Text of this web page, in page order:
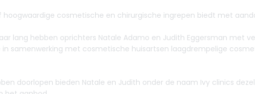
hoogwaardige cosmetische en chirurgische ingrepen biedt met
lang hebben oprichters Natale Adamo en Judith Eggersman met
samenwerking met cosmetische huisartsen laagdrempelige
doorlopen bieden Natale en Judith onder de naam Ivy clinics